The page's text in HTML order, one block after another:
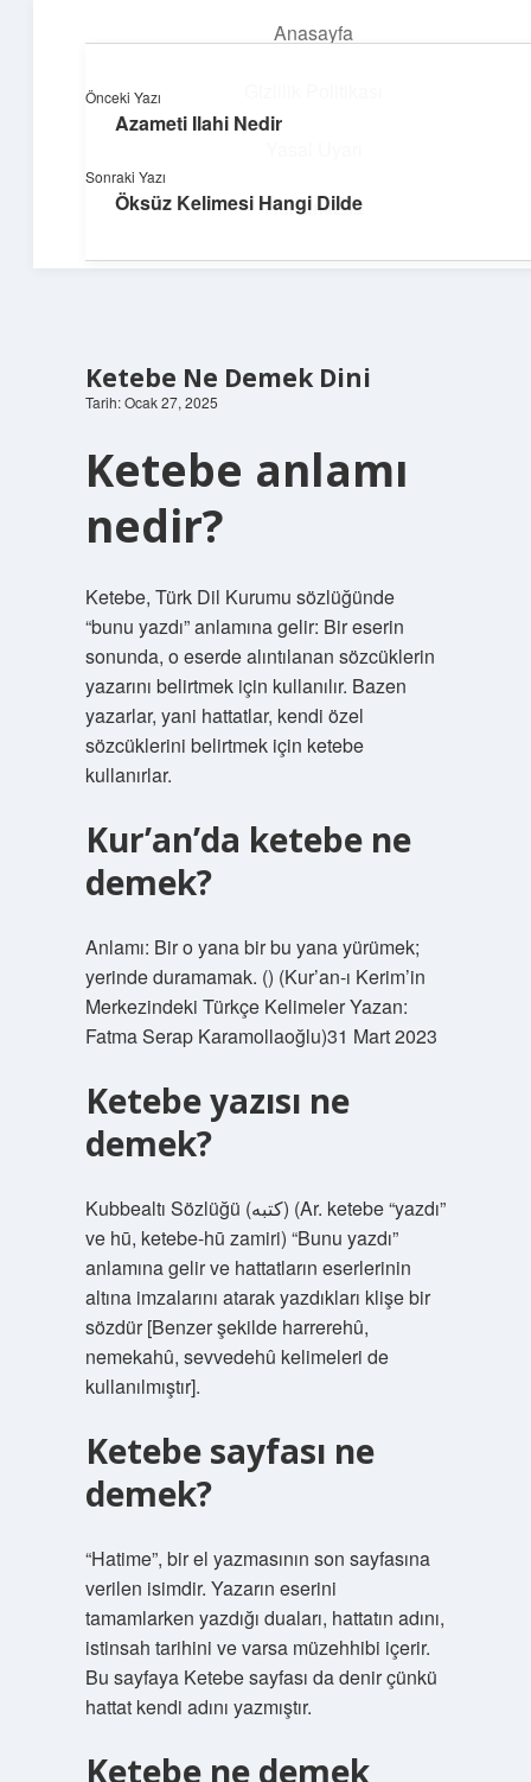
Anasayfa
Hakkımızda
Işıltılı önerilerle hayatını canlandır!
Ketebe Ne Demek Dini
Tarih: Ocak 27, 2025
Ketebe anlamı
nedir?
Ketebe, Türk Dil Kurumu sözlüğünde
“bunu yazdı” anlamına gelir: Bir eserin
sonunda, o eserde alıntılanan sözcüklerin
yazarını belirtmek için kullanılır. Bazen
yazarlar, yani hattatlar, kendi özel
sözcüklerini belirtmek için ketebe
kullanırlar.
Kur’an’da ketebe ne
demek?
Anlamı: Bir o yana bir bu yana yürümek;
yerinde duramamak. () (Kur’an-ı Kerim’in
Merkezindeki Türkçe Kelimeler Yazan:
Fatma Serap Karamollaoğlu)31 Mart 2023
Ketebe yazısı ne
demek?
Kubbealtı Sözlüğü (ﻛﺘﺒﻪ) (Ar. ketebe “yazdı”
ve hū, ketebe-hū zamiri) “Bunu yazdı”
anlamına gelir ve hattatların eserlerinin
altına imzalarını atarak yazdıkları klişe bir
sözdür [Benzer şekilde harrerehû,
nemekahû, sevvedehû kelimeleri de
kullanılmıştır].
Ketebe sayfası ne
demek?
“Hatime”, bir el yazmasının son sayfasına
verilen isimdir. Yazarın eserini
tamamlarken yazdığı duaları, hattatın adını,
istinsah tarihini ve varsa müzehhibi içerir.
Bu sayfaya Ketebe sayfası da denir çünkü
hattat kendi adını yazmıştır.
Ketebe ne demek
Önceki Yazı
Azameti Ilahi Nedir
Sonraki Yazı
Öksüz Kelimesi Hangi Dilde